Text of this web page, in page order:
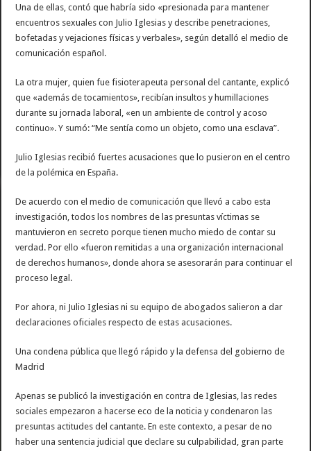
Una de ellas, contó que habría sido «presionada para mantener
encuentros sexuales con Julio Iglesias y describe penetraciones,
bofetadas y vejaciones físicas y verbales», según detalló el medio de
comunicación español.
La otra mujer, quien fue fisioterapeuta personal del cantante, explicó
que «además de tocamientos», recibían insultos y humillaciones
durante su jornada laboral, «en un ambiente de control y acoso
continuo». Y sumó: “Me sentía como un objeto, como una esclava”.
Julio Iglesias recibió fuertes acusaciones que lo pusieron en el centro
de la polémica en España.
De acuerdo con el medio de comunicación que llevó a cabo esta
investigación, todos los nombres de las presuntas víctimas se
mantuvieron en secreto porque tienen mucho miedo de contar su
verdad. Por ello «fueron remitidas a una organización internacional
de derechos humanos», donde ahora se asesorarán para continuar el
proceso legal.
Por ahora, ni Julio Iglesias ni su equipo de abogados salieron a dar
declaraciones oficiales respecto de estas acusaciones.
Una condena pública que llegó rápido y la defensa del gobierno de
Madrid
Apenas se publicó la investigación en contra de Iglesias, las redes
sociales empezaron a hacerse eco de la noticia y condenaron las
presuntas actitudes del cantante. En este contexto, a pesar de no
haber una sentencia judicial que declare su culpabilidad, gran parte